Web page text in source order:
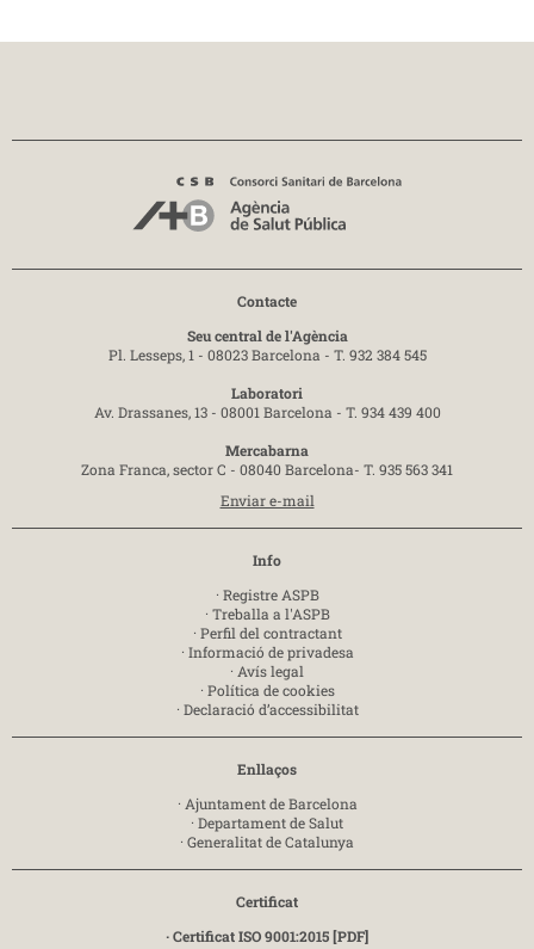
Contacte
Seu central de l'Agència
Pl. Lesseps, 1 - 08023 Barcelona - T. 932 384 545
Laboratori
Av. Drassanes, 13 - 08001 Barcelona - T. 934 439 400
Mercabarna
Zona Franca, sector C - 08040 Barcelona- T. 935 563 341
Enviar e-mail
Info
· Registre ASPB
· Treballa a l'ASPB
· Perfil del contractant
· Informació de privadesa
· Avís legal
· Política de cookies
· Declaració d’accessibilitat
Enllaços
· Ajuntament de Barcelona
· Departament de Salut
· Generalitat de Catalunya
Certificat
· Certificat ISO 9001:2015 [PDF]